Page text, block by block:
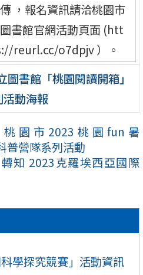
學探究競賽」活動資訊
，報名資訊請洽桃園市
書館官網活動頁面 (htt
reurl.cc/o7dpjv ）。
圖書館「桃園閱讀開箱」
動海報
桃園市2023桃園fun暑
普營隊系列活動
轉知 2023克羅埃西亞國際